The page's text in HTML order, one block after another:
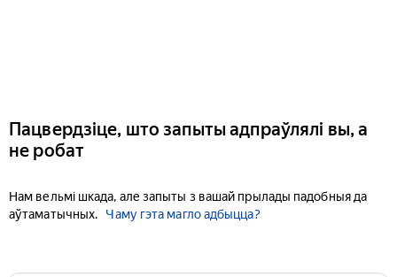
Пацвердзіце, што запыты адпраўлялі вы, а
не робат
Нам вельмі шкада, але запыты з вашай прылады падобныя да
аўтаматычных.
Чаму гэта магло адбыцца?